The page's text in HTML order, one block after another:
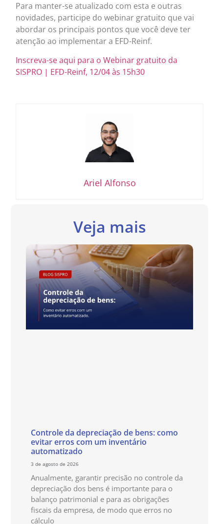
Para manter-se atualizado com esta e outras
novidades, participe do webinar gratuito que vai
abordar os principais pontos que você deve ter
atenção ao implementar a EFD-Reinf.
Inscreva-se aqui para o Webinar gratuito da
SISPRO | EFD-Reinf, 12/04 às 15h30
Ariel Alfonso
Veja mais
Controle da depreciação de bens: como
evitar erros com um inventário
automatizado
3 de agosto de 2026
Anualmente, garantir precisão no controle da
depreciação dos bens é importante para o
balanço patrimonial e para as obrigações
fiscais da empresa, de modo que erros no
cálculo